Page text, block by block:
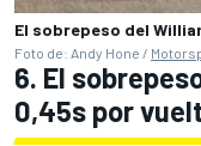
El sobrepeso del
Foto de: Andy Hone /
6. El
0,45s por